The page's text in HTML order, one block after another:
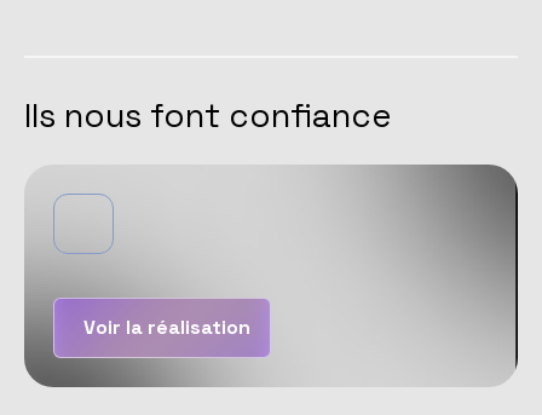
Ils nous font confiance
Voir la réalisation